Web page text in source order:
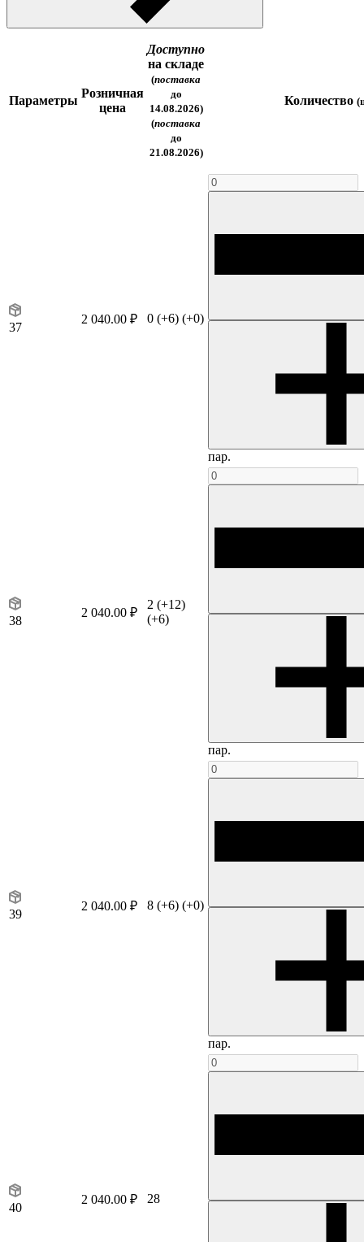
Параметры
Розничная
цена
Доступно
на складе
(поставка
до
14.08.2026)
(поставка
до
21.08.2026)
Количество
37
2 040.00 ₽ 0 (+6) (+0)
пар.
38
2 040.00 ₽
2 (+12)
(+6)
пар.
39
2 040.00 ₽ 8 (+6) (+0)
пар.
40
2 040.00 ₽ 28